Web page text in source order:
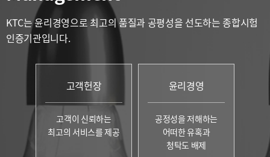
KTC는 윤리경영으로 최고의 품질과 공평성을 선도하는종합시험
인증기관입니다.
고객헌장
고객이 신뢰하는
최고의 서비스를 제공
윤리경영
공정성을 저해하는
어떠한 유혹과
청탁도 배제